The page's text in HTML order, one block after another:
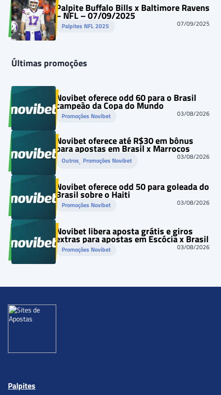
Palpite Buffalo Bills x Baltimore Ravens
– NFL – 07/09/2025
Palpites NFL 2025 07/09/2025
Últimas promoções
Novibet oferece odd 60 para o Brasil
campeão da Copa do Mundo
Promoções Novibet 03/08/2026
Novibet oferece até R$30 em bônus
para apostas em Brasil x Marrocos
Outros, Promoções Novibet 03/08/2026
Novibet oferece odd 50 para goleada do
Brasil sobre o Haiti
Promoções Novibet 03/08/2026
Novibet libera aposta grátis e giros
extras para apostas em Escócia x Brasil
Promoções Novibet 03/08/2026
Palpites